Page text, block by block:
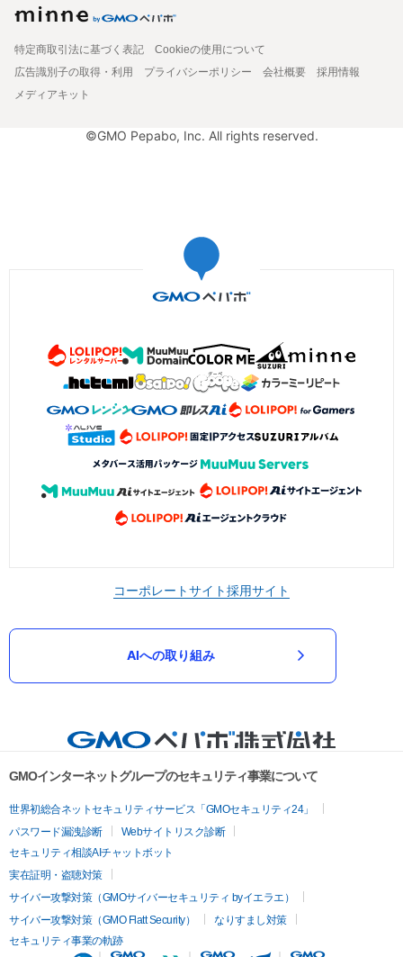
特定商取引法に基づく表記
Cookieの使用について
広告識別子の取得・利用
プライバシーポリシー 会社概要
採用情報
メディアキット
©GMO Pepabo, Inc. All rights reserved.
コーポレートサイト採用サイト
AIへの取り組み
GMOインターネットグループのセキュリティ事業について
世界初総合ネットセキュリティサービス「GMOセキュリティ24」
パスワード漏洩診断
Webサイトリスク診断
セキュリティ相談AIチャットボット
実在証明・盗聴対策
サイバー攻撃対策（GMOサイバーセキュリティ byイエラエ）
サイバー攻撃対策（GMO Flatt Security）
なりすまし対策
セキュリティ事業の軌跡